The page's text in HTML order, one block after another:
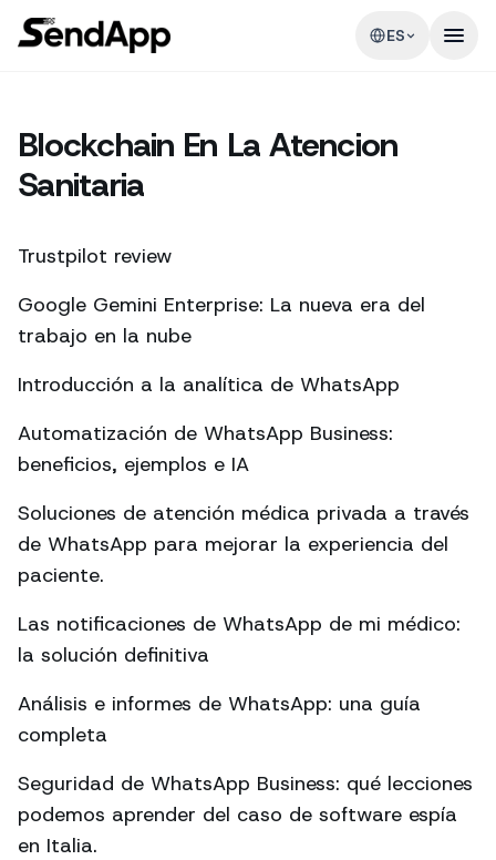
ES
Blockchain En La Atencion
Sanitaria
Trustpilot review
Google Gemini Enterprise: La nueva era del
trabajo en la nube
Introducción a la analítica de WhatsApp
Automatización de WhatsApp Business:
beneficios, ejemplos e IA
Soluciones de atención médica privada a través
de WhatsApp para mejorar la experiencia del
paciente.
Las notificaciones de WhatsApp de mi médico:
la solución definitiva
Análisis e informes de WhatsApp: una guía
completa
Seguridad de WhatsApp Business: qué lecciones
podemos aprender del caso de software espía
en Italia.